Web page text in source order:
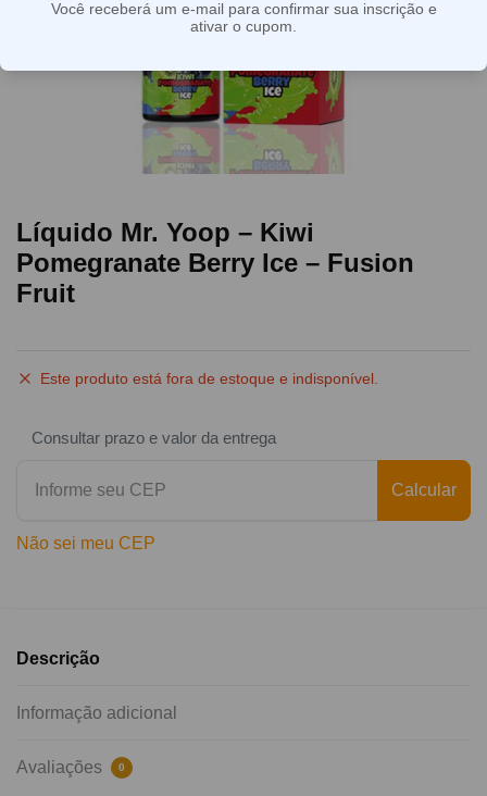
Líquido Mr. Yoop – Kiwi
Pomegranate Berry Ice – Fusion
Fruit
Este produto está fora de estoque e indisponível.
Consultar prazo e valor da entrega
Calcular
Não sei meu CEP
Descrição
Informação adicional
Avaliações 0
Você receberá um e-mail para confirmar sua inscrição e
ativar o cupom.